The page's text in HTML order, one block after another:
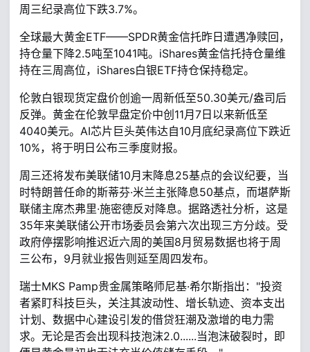
周三纪录高位下跌3.7%。
全球最大黄金ETF——SPDR黄金信托昨日遭遇净赎回，
持仓量下降2.5吨至1041吨。iShares黄金信托持仓量维
持在三周高位，iShares白银ETF持仓保持稳定。
伦敦白银现货定盘价创逾一周新低至50.30美元/盎司后
反弹。黄金在伦敦早盘定价中创11月7日以来新低至
4040美元。AI芯片巨头英伟达自10月底纪录高位下跌近
10%，将于明日公布三季度财报。
周三还将发布美联储10月末降息25基点的会议纪要，当
时特朗普任命的斯蒂芬·米兰主张降息50基点，而堪萨斯
联储主席杰弗里·施密德反对降息。据路透社分析，这是
35年来美联储公开市场委员会第六次出现三方分歧。受
政府停摆影响推迟近六周的美国8月贸易数据也将于周
三公布，9月就业报告则延至周四发布。
瑞士MKS Pamp贵金属策略师尼基·希尔斯指出："投资
者紧盯科技巨头，关注其波动性、增长轨迹、资本支出
计划、数据中心建设引发的借贷狂潮及激增的电力需
求。无论是否会出现科技泡沫2.0......当泡沫破裂时，即